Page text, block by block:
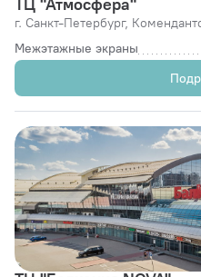
ТЦ "Атмосфера"
г. Санкт-Петербург,
Межэтажные экраны